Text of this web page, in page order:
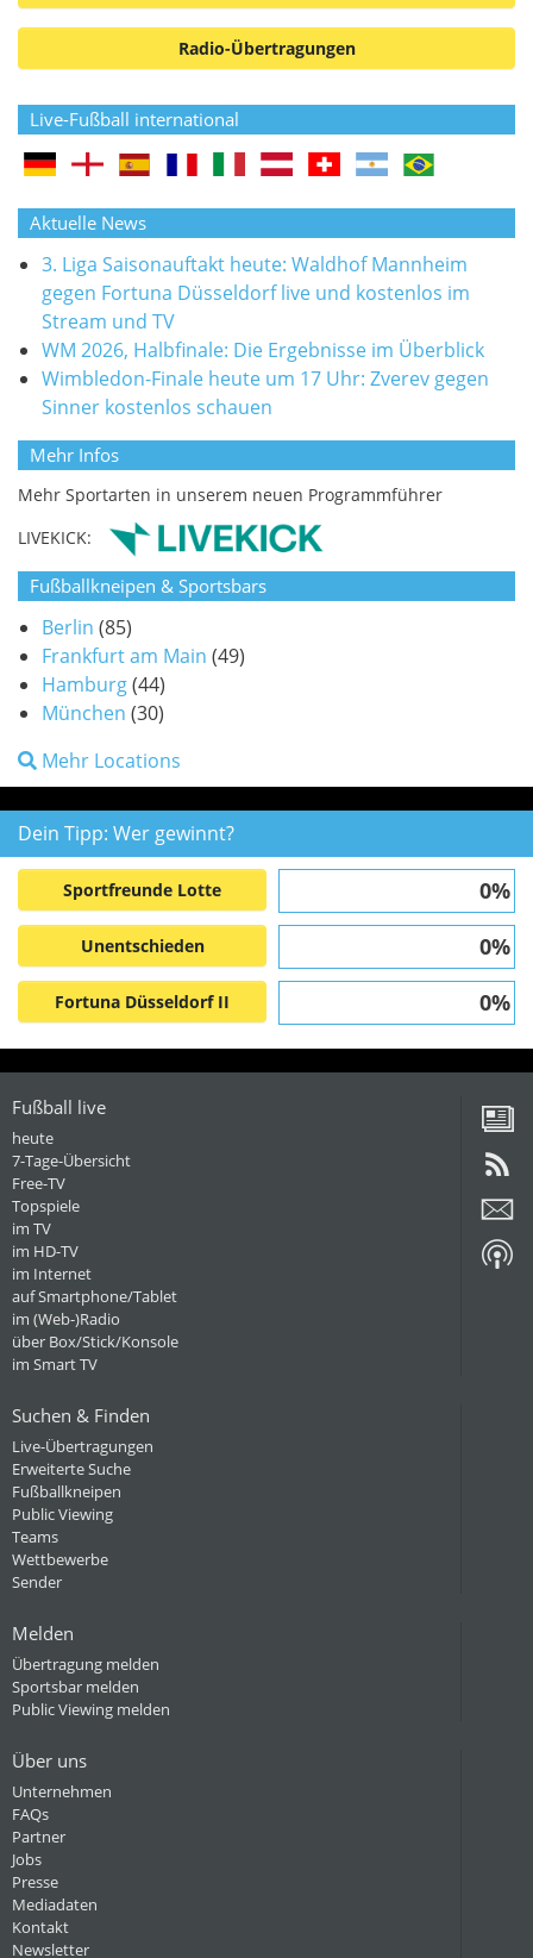
Radio-Übertragungen
Live-Fußball international
Aktuelle News
3. Liga Saisonauftakt heute: Waldhof Mannheim
gegen Fortuna Düsseldorf live und kostenlos im
Stream und TV
WM 2026, Halbfinale: Die Ergebnisse im Überblick
Wimbledon-Finale heute um 17 Uhr: Zverev gegen
Sinner kostenlos schauen
Mehr Infos
Mehr Sportarten in unserem neuen Programmführer
LIVEKICK:
Fußballkneipen & Sportsbars
Berlin (85)
Frankfurt am Main (49)
Hamburg(44)
München (30)
Mehr Locations
Dein Tipp: Wer gewinnt?
Sportfreunde Lotte 0%
Unentschieden 0%
Fortuna Düsseldorf II 0%
Fußball live
heute
7-Tage-Übersicht
Free-TV
Topspiele
im TV
im HD-TV
im Internet
auf Smartphone/Tablet
im (Web-)Radio
über Box/Stick/Konsole
im Smart TV
Suchen & Finden
Live-Übertragungen
Erweiterte Suche
Fußballkneipen
Public Viewing
Teams
Wettbewerbe
Sender
Melden
Übertragung melden
Sportsbar melden
Public Viewing melden
Über uns
Unternehmen
FAQs
Partner
Jobs
Presse
Mediadaten
Kontakt
Newsletter